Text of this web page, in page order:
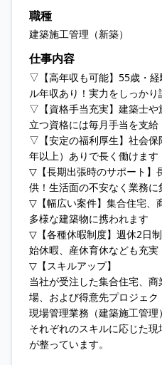
職種
建築施工管理（新築）
仕事内容
▽【高年収も可能】55歳・
ル年収あり！実力をしっかり
▽【資格手当充実】建築士や
立つ資格には毎月手当を支給
▽【安定の福利厚生】社会保
年以上）ありで長く働けます
▽【長期出張時のサポート】
供！生活面の不安なく業務に
▽【幅広い案件】集合住宅、
多様な建築物に携われます
▽【各種休暇制度】週休2日
始休暇、産休育休なども充実
▽【スキルアップ】
当社が受注した集合住宅、
場、および得意先プロジェ
現場管理業務（建築施工管理
それぞれのスキルに応じた
が整っています。